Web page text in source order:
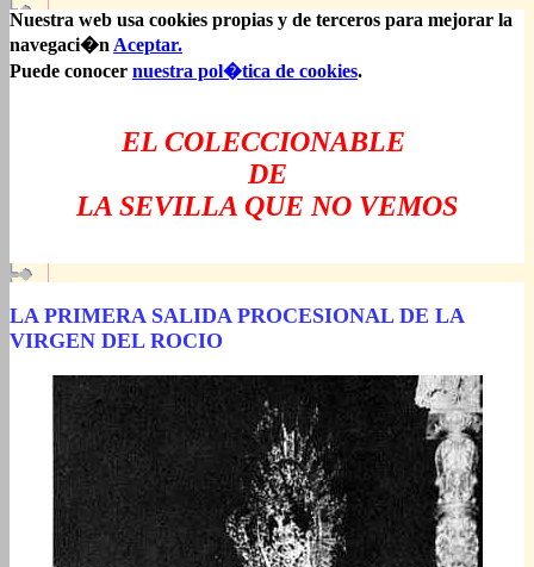
Nuestra web usa cookies propias y de terceros para mejorar la
navegaci�n Aceptar.
Puede conocer nuestra pol�tica de cookies.
EL COLECCIONABLE
DE
LA SEVILLA QUE NO VEMOS
LA PRIMERA SALIDA PROCESIONAL DE LA
VIRGEN DEL ROCIO